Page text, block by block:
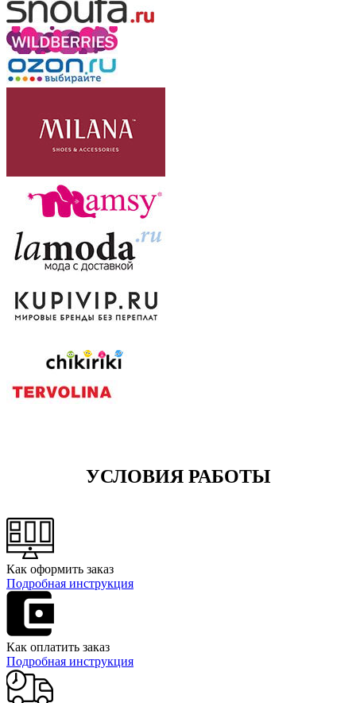
УСЛОВИЯ РАБОТЫ
Как оформить заказ
Подробная инструкция
Как оплатить заказ
Подробная инструкция